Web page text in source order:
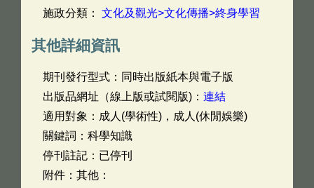
施政分類： 文化及觀光>文化傳播>終身學習
其他詳細資訊
期刊發行型式：同時出版紙本與電子版
出版品網址（線上版或試閱版)： 連結
適用對象：成人(學術性)，成人(休閒娛樂)
關鍵詞：科學知識
停刊註記：已停刊
附件：其他：